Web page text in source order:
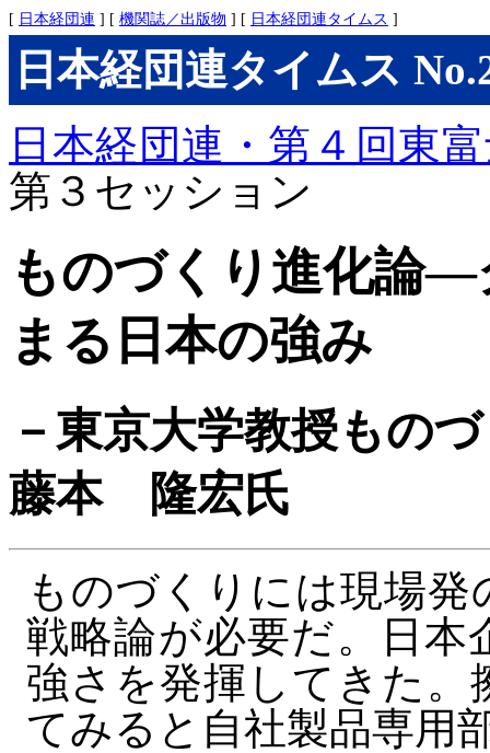
[ 日本経団連 ] [ 機関誌／出版物 ] [ 日本経団連タイムス ]
日本経団連タイムス
日本経団連・第４回東
第３セッション
ものづくり進化論
まる日本の強み
－東京大学教授もの
藤本 隆宏氏
ものづくりには現場
戦略論が必要だ。日本
強さを発揮してきた。
てみると自社製品専用